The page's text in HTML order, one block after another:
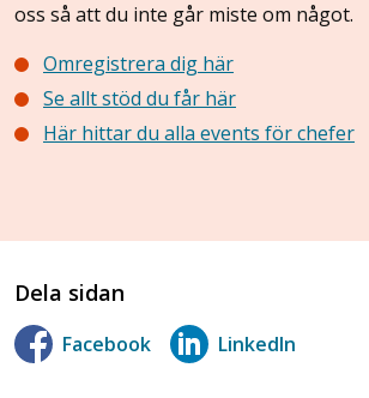
oss så att du inte går miste om något.
Omregistrera dig här
Se allt stöd du får här
Här hittar du alla events för chefer
Dela sidan
Facebook LinkedIn